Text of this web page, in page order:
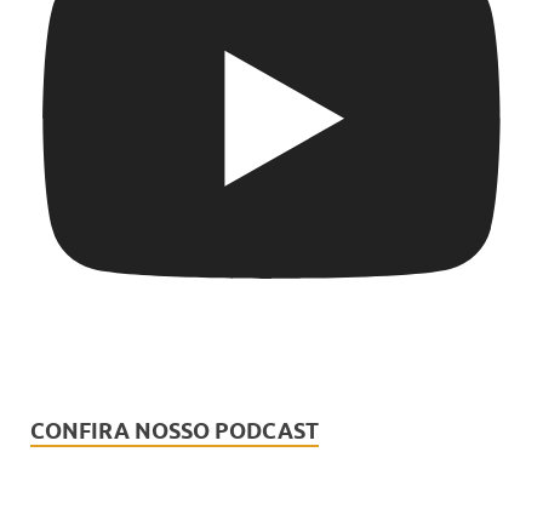
CONFIRA NOSSO PODCAST